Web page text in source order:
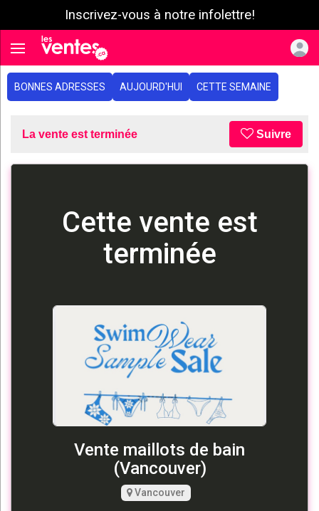
Inscrivez-vous à notre infolettre!
Toggle navigation
BONNES ADRESSES AUJOURD'HUI CETTE SEMAINE
La vente est terminée Suivre
Cette vente est
terminée
Vente maillots de bain
(Vancouver)
Vancouver